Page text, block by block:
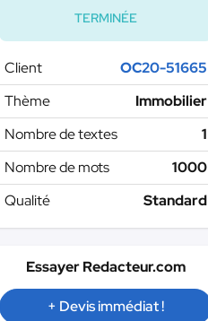
TERMINÉE
Client
OC20-51665
Thème
Immobilier
Nombre de textes
1
Nombre de mots
1000
Qualité
Standard
Essayer Redacteur.com
+ Devis immédiat !